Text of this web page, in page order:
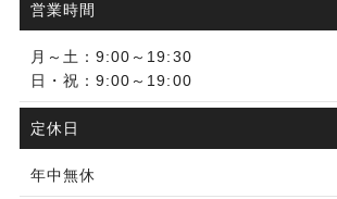
営業時間
月～土：9:00～19:30
日・祝：9:00～19:00
定休日
年中無休